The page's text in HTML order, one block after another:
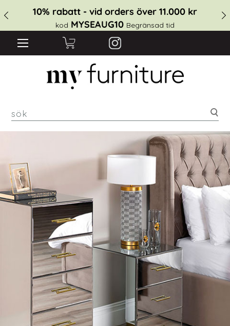
10% rabatt - vid orders över 11.000 kr
kod MYSEAUG10 Begränsad tid